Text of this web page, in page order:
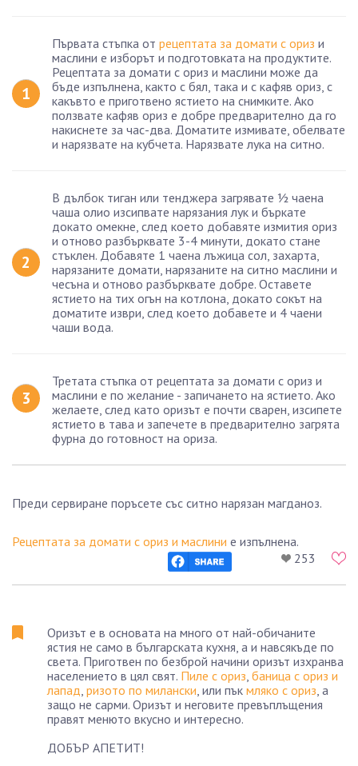
Първата стъпка от рецептата за домати с ориз и
маслини е изборът и подготовката на продуктите.
Рецептата за домати с ориз и маслини може да
бъде изпълнена, както с бял, така и с кафяв ориз, с
какъвто е приготвено ястието на снимките. Ако
ползвате кафяв ориз е добре предварително да го
накиснете за час-два. Доматите измивате, обелвате
и нарязвате на кубчета. Нарязвате лука на ситно.
В дълбок тиган или тенджера загрявате ½ чаена
чаша олио изсипвате нарязания лук и бъркате
докато омекне, след което добавяте измития ориз
и отново разбърквате 3-4 минути, докато стане
стъклен. Добавяте 1 чаена лъжица сол, захарта,
нарязаните домати, нарязаните на ситно маслини и
чесъна и отново разбърквате добре. Оставете
ястието на тих огън на котлона, докато сокът на
доматите изври, след което добавете и 4 чаени
чаши вода.
Третата стъпка от рецептата за домати с ориз и
маслини е по желание - запичането на ястието. Ако
желаете, след като оризът е почти сварен, изсипете
ястието в тава и запечете в предварително загрята
фурна до готовност на ориза.
Преди сервиране поръсете със ситно нарязан магданоз.
Рецептата за домати с ориз и маслини е изпълнена.
253
Оризът е в основата на много от най-обичаните
ястия не само в българската кухня, а и навсякъде по
света. Приготвен по безброй начини оризът изхранва
населението в цял свят. Пиле с ориз баница с ориз и
лапад ризото по милански , или пък мляко с ориз , а
защо не сарми. Оризът и неговите превъплъщения
правят менюто вкусно и интересно.
ДОБЪР АПЕТИТ!